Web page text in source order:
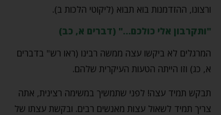
ורצונו, ההזדמנות בוא תבוא (ליקוטי הלכות ב).
"ותקרבון אלי כולכם…" (דברים א, כב)
המרגלים לא ביקשו עצה ממשה רבינו (ראו רש" בדברים
א, כג) וזו הייתה הטעות העיקרית שלהם.
תבקש תמיד עצה! לפני שתמשיך במשימה רצינית, אתה
צריך תמיד לשאול עצות מאנשים רבים. ובקשת עצתו של